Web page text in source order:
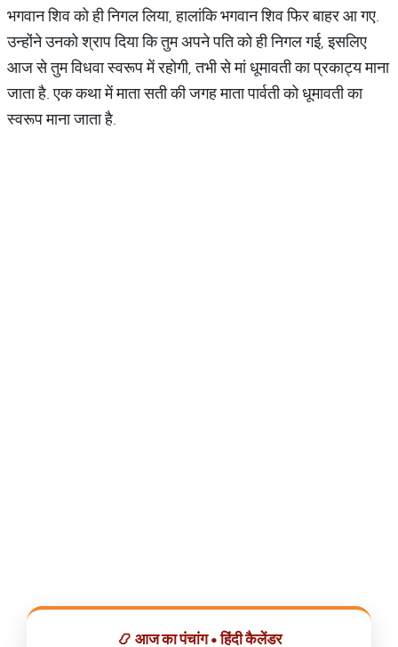
भगवान शिव को ही निगल लिया, हालांकि भगवान शिव फिर बाहर आ गए.
उन्होंने उनको श्राप दिया कि तुम अपने पति को ही निगल गई, इसलिए
आज से तुम विधवा स्वरूप में रहोगी, तभी से मां धूमावती का प्रकाट्य माना
जाता है. एक कथा में माता सती की जग​ह माता पार्वती को धूमावती का
स्वरूप माना जाता है.
📿 आज का पंचांग • हिंदी कैलेंडर